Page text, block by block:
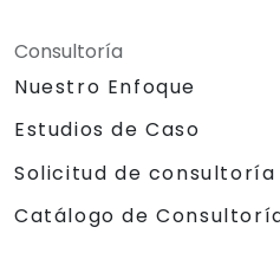
Consultoría
Nuestro Enfoque
Estudios de Caso
Solicitud de consultoría
Catálogo de